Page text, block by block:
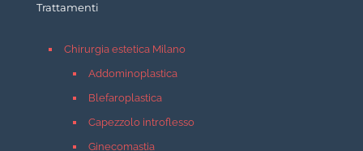
Trattamenti
Chirurgia estetica Milano
Addominoplastica
Blefaroplastica
Capezzolo introflesso
Ginecomastia